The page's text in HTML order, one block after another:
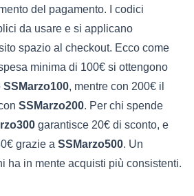
del pagamento. I codici
da usare e si applicano
spazio al checkout. Ecco come
minima di 100€ si ottengono
SSMarzo100, mentre con 200€ il
SSMarzo200. Per chi spende
garantisce 20€ di sconto, e
grazie a SSMarzo500. Un
ha in mente acquisti più consistenti.